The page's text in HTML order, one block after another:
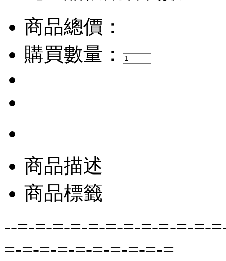
商品總價：
購買數量：
商品描述
商品標籤
--=-=-=-=-=-=-=-=-=-=-=-
=-=-=-=-=-=-=-=-=-=